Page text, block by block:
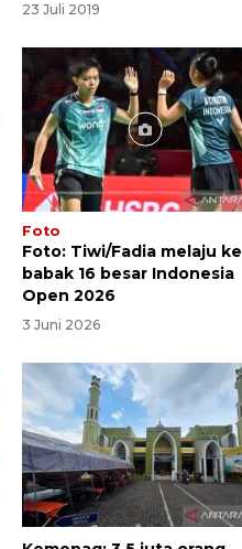
23 Juli 2019
Foto
Foto: Tiwi/Fadia melaju ke
babak 16 besar Indonesia
Open 2026
3 Juni 2026